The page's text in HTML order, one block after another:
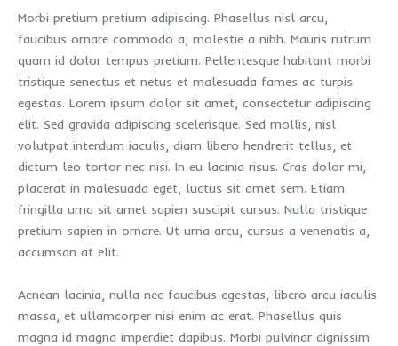
Morbi pretium pretium adipiscing. Phasellus nisl arcu,
faucibus ornare commodo a, molestie a nibh. Mauris rutrum
quam id dolor tempus pretium. Pellentesque habitant morbi
tristique senectus et netus et malesuada fames ac turpis
egestas. Lorem ipsum dolor sit amet, consectetur adipiscing
elit. Sed gravida adipiscing scelerisque. Sed mollis, nisl
volutpat interdum iaculis, diam libero hendrerit tellus, et
dictum leo tortor nec nisi. In eu lacinia risus. Cras dolor mi,
placerat in malesuada eget, luctus sit amet sem. Etiam
fringilla urna sit amet sapien suscipit cursus. Nulla tristique
pretium sapien in ornare. Ut urna arcu, cursus a venenatis a,
accumsan at elit.
Aenean lacinia, nulla nec faucibus egestas, libero arcu iaculis
massa, et ullamcorper nisi enim ac erat. Phasellus quis
magna id magna imperdiet dapibus. Morbi pulvinar dignissim